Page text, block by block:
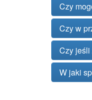
Czy
Czy w
Czy jeśli
W jaki